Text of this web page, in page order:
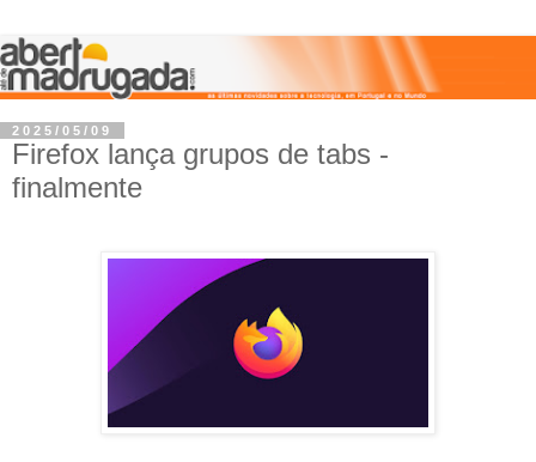
2025/05/09
Firefox lança grupos de tabs -
finalmente